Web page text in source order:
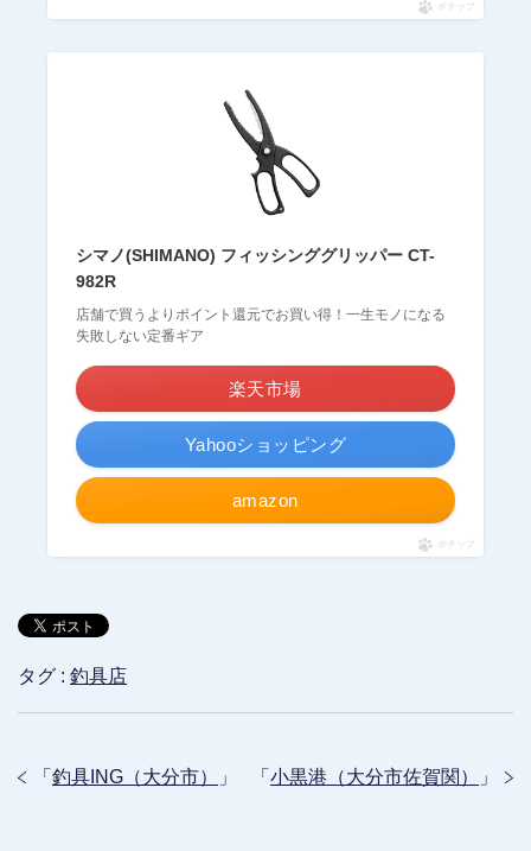
ポチップ
シマノ(SHIMANO) フィッシンググリッパー CT-
982R
店舗で買うよりポイント還元でお買い得！一生モノになる
失敗しない定番ギア
楽天市場
Yahooショッピング
amazon
ポチップ
タグ : 釣具店
「 小黒港（大分市佐賀関） 」
「 釣具ING（大分市） 」